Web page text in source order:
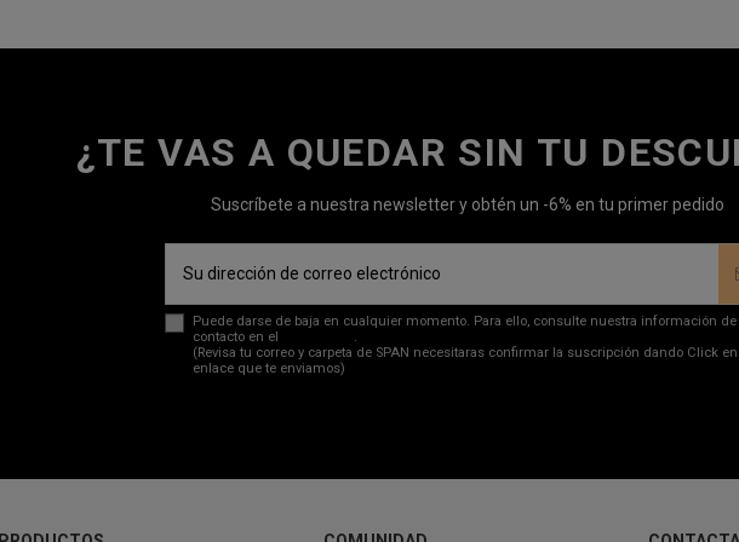
¿TE VAS A QUEDAR SIN TU
Suscríbete a nuestra newsletter y obtén un -6% en tu primer pedido
Puede darse de baja en cualquier momento. Para ello, consulte nuestra información de
contacto en el
.
(Revisa tu correo y carpeta de SPAN necesitaras confirmar la suscripción dando Click en
enlace que te enviamos)